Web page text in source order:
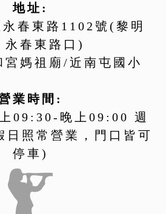
地址:
春東路1102號(黎明
永春東路口)
媽祖廟/近南屯國小
業時間:
09:30-晚上09:00 週
日照常營業，門口皆可
停車)